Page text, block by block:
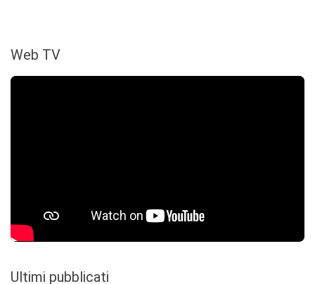
Web TV
Ultimi pubblicati